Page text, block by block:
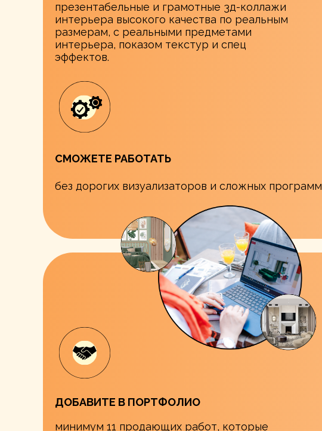
СМОЖЕТЕ РАБОТАТЬ
презентабельные и грамотные 3д-коллажи
интерьера высокого качества по реальным
размерам, с реальными предметами
интерьера, показом текстур и спец
эффектов.
без дорогих визуализаторов и сложных программ
ДОБАВИТЕ В ПОРТФОЛИО
минимум 11 продающих работ, которые